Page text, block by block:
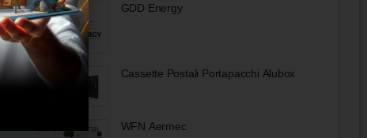
GDD Energy
Cassette Postali Portapacchi Alubox
WFN Aermec